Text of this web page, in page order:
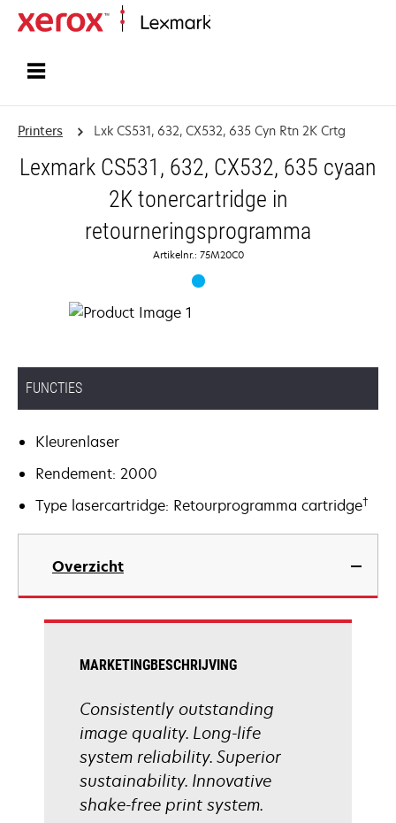
Printers Lxk CS531, 632, CX532, 635 Cyn Rtn 2K Crtg
Lexmark CS531, 632, CX532, 635 cyaan
2K tonercartridge in
retourneringsprogramma
Artikelnr.: 75M20C0
FUNCTIES
Kleurenlaser
Rendement: 2000
Type lasercartridge: Retourprogramma cartridge†
Overzicht
MARKETINGBESCHRIJVING
Consistently outstanding
image quality. Long-life
system reliability. Superior
sustainability. Innovative
shake-free print system.